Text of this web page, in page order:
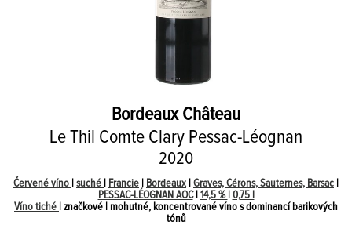
Bordeaux Château
Le Thil Comte Clary Pessac-Léognan
2020
Červené víno suché Francie Bordeaux Graves, Cérons, Sauternes, Barsac
PESSAC-LÉOGNAN AOC| 14,5 % 0,75 l
Víno tiché
| značkové | mohutné, koncentrované víno s dominancí barikových
tónů